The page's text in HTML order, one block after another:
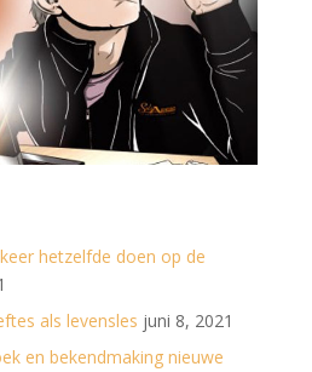
hetzelfde doen op de
als levensles juni 8, 2021
en bekendmaking nieuwe